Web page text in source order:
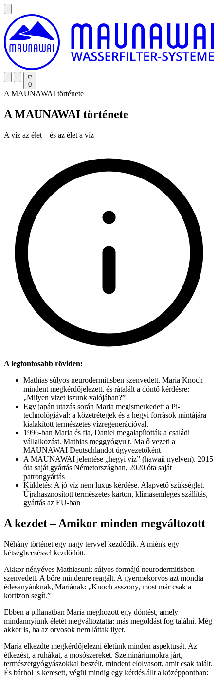
0
A MAUNAWAI története
A MAUNAWAI története
A víz az élet – és az élet a víz
A legfontosabb röviden:
Mathias súlyos neurodermitisben szenvedett. Maria Knoch
mindent megkérdőjelezett, és rátalált a döntő kérdésre:
„Milyen vizet iszunk valójában?”
Egy japán utazás során Maria megismerkedett a Pi-
technológiával: a kőzetrétegek és a hegyi források mintájára
kialakított természetes vízregenerációval.
1996-ban Maria és fia, Daniel megalapították a családi
vállalkozást. Mathias meggyógyult. Ma ő vezeti a
MAUNAWAI Deutschlandot ügyvezetőként
A MAUNAWAI jelentése „hegyi víz” (hawaii nyelven). 2015
óta saját gyártás Németországban, 2020 óta saját
patrongyártás
Küldetés: A jó víz nem luxus kérdése. Alapvető szükséglet.
Újrahasznosított természetes karton, klímasemleges szállítás,
gyártás az EU-ban
A kezdet – Amikor minden megváltozott
Néhány történet egy nagy tervvel kezdődik. A miénk egy
kétségbeeséssel kezdődött.
Akkor négyéves Mathiasunk súlyos formájú neurodermitisben
szenvedett. A bőre mindenre reagált. A gyermekorvos azt mondta
édesanyánknak, Mariának: „Knoch asszony, most már csak a
kortizon segít.”
Ebben a pillanatban Maria meghozott egy döntést, amely
mindannyiunk életét megváltoztatta: más megoldást fog találni. Még
akkor is, ha az orvosok nem láttak ilyet.
Maria elkezdte megkérdőjelezni életünk minden aspektusát. Az
étkezést, a ruhákat, a mosószereket. Szemináriumokra járt,
természetgyógyászokkal beszélt, mindent elolvasott, amit csak talált.
És bárhol is keresett, végül mindig egy kérdés állt a középpontban: